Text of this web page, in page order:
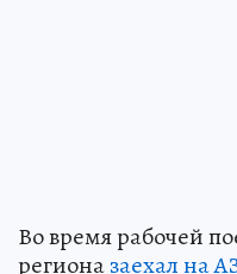
Во время рабочей
регионазаехал на